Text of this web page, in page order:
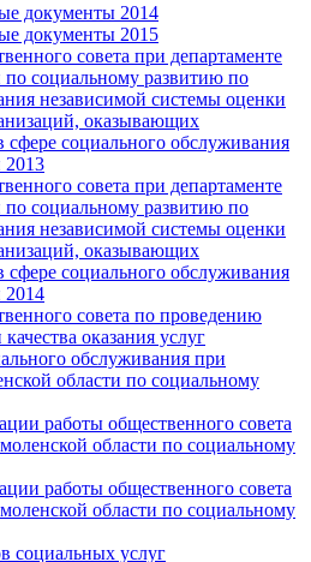
документы 2014
документы 2015
совета при департаменте
по социальному развитию по
независимой системы оценки
оказывающих
сфере социального обслуживания
2013
совета при департаменте
по социальному развитию по
независимой системы оценки
оказывающих
сфере социального обслуживания
2014
совета по проведению
оказания услуг
обслуживания при
области по социальному
работы общественного совета
области по социальному
работы общественного совета
области по социальному
социальных услуг